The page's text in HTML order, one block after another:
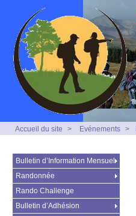
Accueil du site > Evénements >
Bulletin d’Information Mensuel
Randonnée
Rando Challenge
Bulletin d’Adhésion